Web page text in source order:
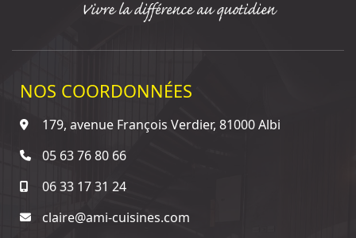
NOS COORDONNÉES
179, avenue François Verdier, 81000 Albi
05 63 76 80 66
06 33 17 31 24
claire@ami-cuisines.com